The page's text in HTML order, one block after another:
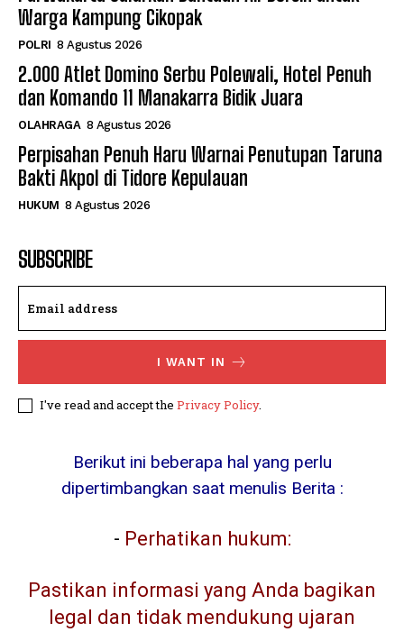
Warga Kampung Cikopak
POLRI 8 Agustus 2026
2.000 Atlet Domino Serbu Polewali, Hotel Penuh
dan Komando 11 Manakarra Bidik Juara
OLAHRAGA 8 Agustus 2026
Perpisahan Penuh Haru Warnai Penutupan Taruna
Bakti Akpol di Tidore Kepulauan
HUKUM 8 Agustus 2026
SUBSCRIBE
I WANT IN
I've read and accept the Privacy Policy.
Berikut ini beberapa hal yang perlu
dipertimbangkan saat menulis Berita :
- Perhatikan hukum:
Pastikan informasi yang Anda bagikan
legal dan tidak mendukung ujaran